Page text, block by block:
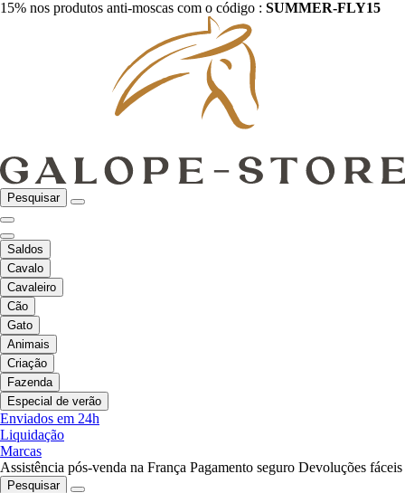
15% nos produtos anti-moscas com o código : SUMMER-FLY15
Pesquisar
Saldos
Cavalo
Cavaleiro
Cão
Gato
Animais
Criação
Fazenda
Especial de verão
Enviados em 24h
Liquidação
Marcas
Assistência pós-venda na França Pagamento seguro Devoluções fáceis
Pesquisar